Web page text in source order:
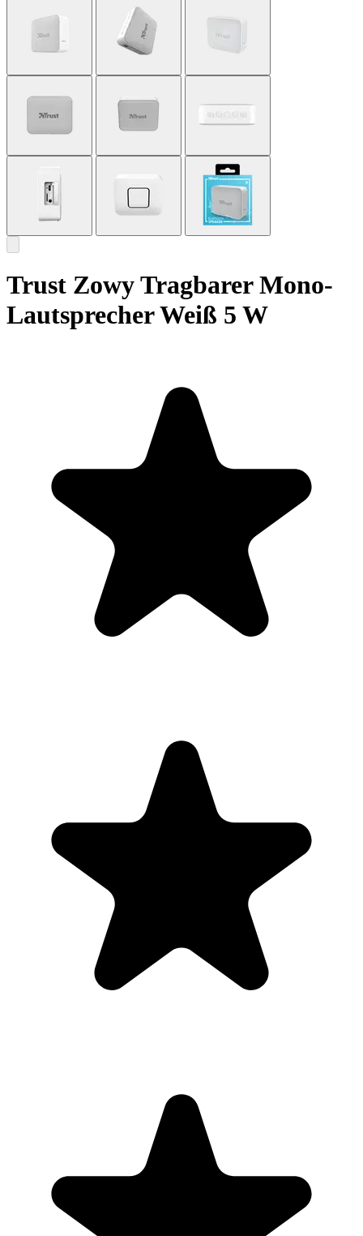
Trust Zowy Tragbarer Mono-
Lautsprecher Weiß 5 W